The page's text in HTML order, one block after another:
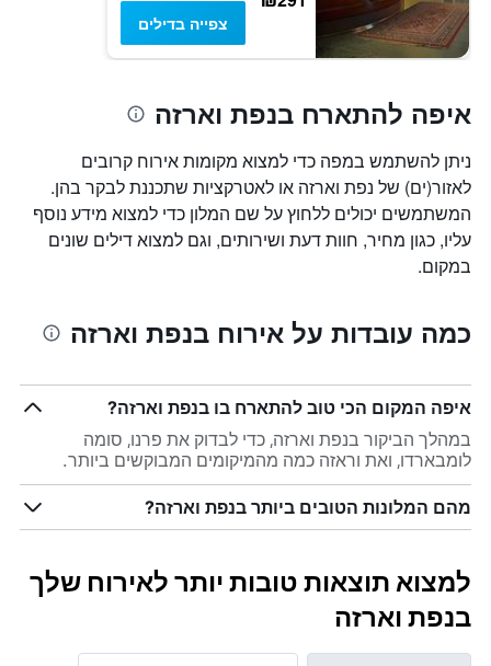
צפייה בדילים
איפה להתארח בנפת וארזה
ניתן להשתמש במפה כדי למצוא מקומות אירוח קרובים
לאזור(ים) של נפת וארזה או לאטרקציות שתכננת לבקר בהן.
המשתמשים יכולים ללחוץ על שם המלון כדי למצוא מידע נוסף
עליו, כגון מחיר, חוות דעת ושירותים, וגם למצוא דילים שונים
במקום.
כמה עובדות על אירוח בנפת וארזה
איפה המקום הכי טוב להתארח בו בנפת וארזה?
במהלך הביקור בנפת וארזה, כדי לבדוק את פרנו, סומה
לומבארדו, ואת וראזה כמה מהמיקומים המבוקשים ביותר.
מהם המלונות הטובים ביותר בנפת וארזה?
למצוא תוצאות טובות יותר לאירוח שלך
בנפת וארזה